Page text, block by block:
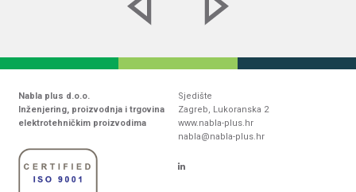
Nabla plus d.o.o.
Inženjering, proizvodnja i trgovina
elektrotehničkim proizvodima
Sjedište
Zagreb, Lukoranska 2
www.nabla-plus.hr
nabla@nabla-plus.hr